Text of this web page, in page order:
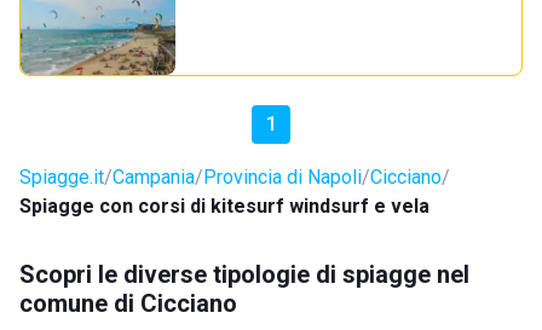
1
Spiagge.it Campania Provincia di Napoli Cicciano
Spiagge con corsi di kitesurf windsurf e vela
Scopri le diverse tipologie di spiagge nel
comune di Cicciano